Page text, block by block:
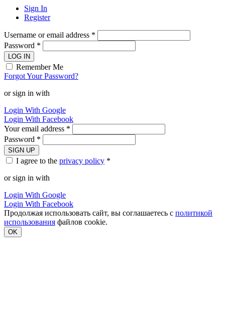
Sign In
Register
Username or email address *
Password *
LOG IN
Remember Me
Forgot Your Password?
or sign in with
Login With Google
Login With Facebook
Your email address *
Password *
SIGN UP
I agree to the privacy policy *
or sign in with
Login With Google
Login With Facebook
Продолжая использовать сайт, вы соглашаетесь с политикой
использования файлов cookie.
OK